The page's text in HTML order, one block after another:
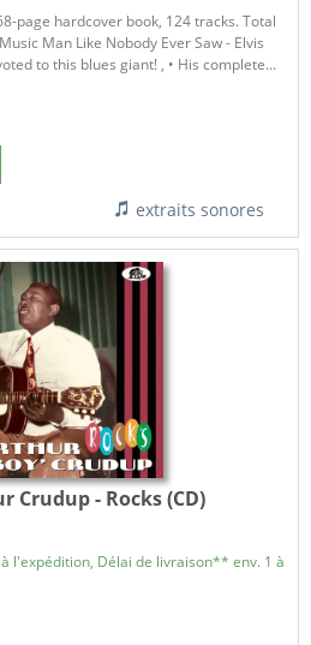
page hardcover book, 124 tracks. Total
Man Like Nobody Ever Saw - Elvis
to this blues giant! , • His complete...
extraits sonores
Crudup - Rocks (CD)
l'expédition, Délai de livraison** env. 1 à